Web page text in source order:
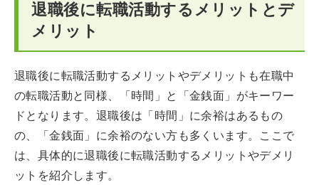
退職後に転職活動するメリットとデ
メリット
退職後に転職活動するメリットやデメリットも在職中
の転職活動と同様、「時間」と「金銭面」がキーワー
ドとなります。退職後は「時間」に余裕はあるもの
の、「金銭面」に余裕のない方も多くいます。ここで
は、具体的に退職後に転職活動するメリットやデメリ
ットを紹介します。